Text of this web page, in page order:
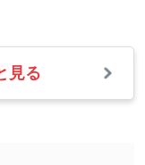
を表現した
体色に合わ
場合は、ス
いる場合
合
にてご連絡
受け付けて
見る